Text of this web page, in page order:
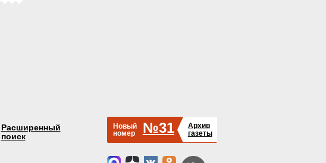
Расширенный
поиск
Новый
номер
№31
Архив
газеты